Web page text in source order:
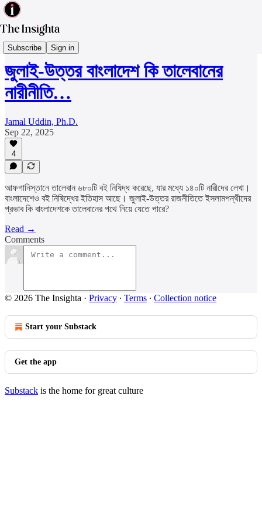
Subscribe Sign in
Politics & Governance
জুলাই-উত্তর বাংলাদেশ কি তালেবানের
নারীনীতি…
Jamal Uddin, Ph.D.
Sep 22, 2025
4
আফগানিস্তানে তালেবান ৬৮০টি বই নিষিদ্ধ করেছে, যার মধ্যে ১৪০টি নারীদের লেখা।
বাংলাদেশেও বই নিষিদ্ধের ইতিহাস আছে। জুলাই-উত্তর রাজনীতিতে ইসলামপন্থীদের
প্রভাব কি বাংলাদেশকে তালেবানের পথে নিয়ে যেতে পারে?
Read →
Comments
© 2026 The Insighta · Privacy ∙ Terms ∙ Collection notice
Start your Substack
Get the app
Substack is the home for great culture